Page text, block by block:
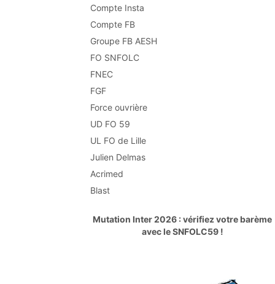
Compte Insta
Compte FB
Groupe FB AESH
FO SNFOLC
FNEC
FGF
Force ouvrière
UD FO 59
UL FO de Lille
Julien Delmas
Acrimed
Blast
Mutation Inter 2026 : vérifiez votre barème
avec le SNFOLC59 !